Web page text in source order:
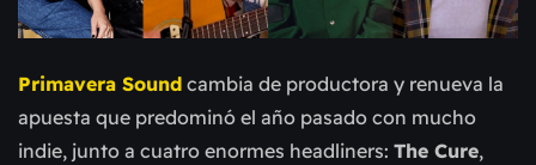
Primavera Sound cambia de productora y renueva la
apuesta que predominó el año pasado con mucho
indie, junto a cuatro enormes headliners: The Cure,